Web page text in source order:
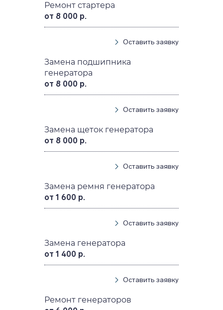
Ремонт стартера
от 8 000 р.
Оставить заявку
Замена подшипника
генератора
от 8 000 р.
Оставить заявку
Замена щеток генератора
от 8 000 р.
Оставить заявку
Замена ремня генератора
от 1 600 р.
Оставить заявку
Замена генератора
от 1 400 р.
Оставить заявку
Ремонт генераторов